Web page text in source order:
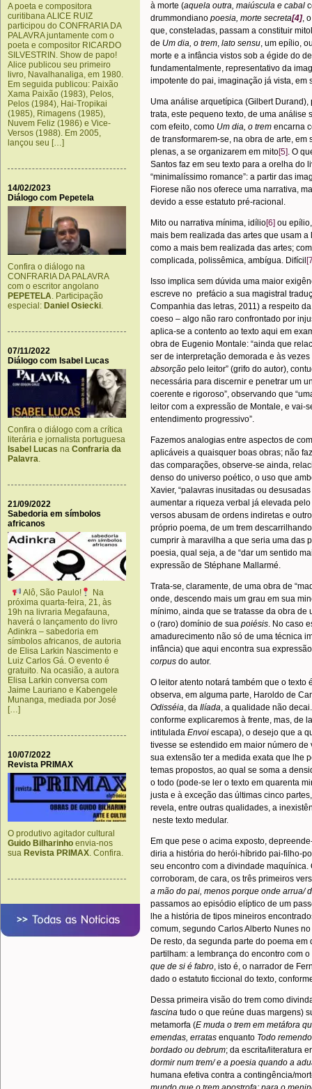
A poeta e compositora
curitibana ALICE RUIZ
participou do CONFRARIA DA
PALAVRA juntamente com o
poeta e compositor RICARDO
SILVESTRIN. Show de papo!
Alice publicou seu primeiro
livro, Navalhanaliga, em 1980.
Em seguida publicou: Paixão
Xama Paixão (1983), Pelos,
Pelos (1984), Hai-Tropikai
(1985), Rimagens (1985),
Nuvem Feliz (1986) e Vice-
Versos (1988). Em 2005,
lançou seu […]
14/02/2023
Diálogo com Pepetela
Confira o diálogo na
CONFRARIA DA PALAVRA
com o escritor angolano
PEPETELA. Participação
especial: Daniel Osiecki.
07/11/2022
Diálogo com Isabel Lucas
Confira o diálogo com a crítica
literária e jornalista portuguesa
Isabel Lucas na Confraria da
Palavra.
21/09/2022
Sabedoria em símbolos
africanos
Alô, São Paulo!
Na
próxima quarta-feira, 21, às
19h na livraria Megafauna,
haverá o lançamento do livro
Adinkra – sabedoria em
símbolos africanos, de autoria
de Elisa Larkin Nascimento e
Luiz Carlos Gá. O evento é
gratuito. Na ocasião, a autora
Elisa Larkin conversa com
Jaime Lauriano e Kabengele
Munanga, mediada por José
[…]
10/07/2022
Revista PRIMAX
O produtivo agitador cultural
Guido Bilharinho envia-nos
sua Revista PRIMAX. Confira.
à morte (aquela outra, maiúscula e cabal
drummondiano poesia, morte secreta[4],
que, consteladas, passam a constituir
de Um dia, o trem, lato sensu, um epílio,
morte e a infância vistos sob a égide do
fundamentalmente, representativo da
impotente do pai, imaginação já vista,
Uma análise arquetípica (Gilbert
trata, este pequeno texto, de uma análise
com efeito, como Um dia, o trem encarna
de transformarem-se, na obra de arte,
plenas, a se organizarem em mito[5]. O
Santos faz em seu texto para a orelha do
“minimalíssimo romance”: a partir das
Fiorese não nos oferece uma narrativa,
devido a esse estatuto pré-racional.
Mito ou narrativa mínima, idílio[6] ou
mais bem realizada das artes que usam
como a mais bem realizada das artes;
complicada, polissêmica, ambígua. Difícil
Isso implica sem dúvida uma maior
escreve no prefácio a sua magistral
Companhia das letras, 2011) a respeito
coeso – algo não raro confrontado por
aplica-se a contento ao texto aqui em
obra de Eugenio Montale: “ainda que
ser de interpretação demorada e às
absorção pelo leitor” (grifo do autor),
necessária para discernir e penetrar um
coerente e rigoroso”, observando que
leitor com a expressão de Montale, e
entendimento progressivo”.
Fazemos analogias entre aspectos de
aplicáveis a quaisquer boas obras; não
das comparações, observe-se ainda,
denso do universo poético, o uso que
Xavier, “palavras inusitadas ou
aumentar a riqueza verbal já elevada
versos abusam de ordens indiretas e
próprio poema, de um trem
cumprir à maravilha a que seria uma das
poesia, qual seja, a de “dar um sentido
expressão de Stéphane Mallarmé.
Trata-se, claramente, de uma obra de
onde, descendo mais um grau em sua
mínimo, ainda que se tratasse da obra
o (raro) domínio de sua poiésis. No caso
amadurecimento não só de uma técnica
infância) que aqui encontra sua
corpus do autor.
O leitor atento notará também que o
observa, em alguma parte, Haroldo de
Odisséia, da Ilíada, a qualidade não
conforme explicaremos à frente, mas, de
intitulada Envoi escapa), o desejo que a
tivesse se estendido em maior número
sua extensão ter a medida exata que lhe
temas propostos, ao qual se soma a
o todo (pode-se ler o texto em quarenta
justa e à exceção das últimas cinco
revela, entre outras qualidades, a
neste texto medular.
Em que pese o acima exposto,
diria a história do herói-híbrido pai-filho-
seu encontro com a divindade
corroboram, de cara, os três primeiros
a mão do pai, menos porque onde arrua/
passamos ao episódio elíptico de um
lhe a história de tipos mineiros
comum, segundo Carlos Alberto Nunes
De resto, da segunda parte do poema
partilham: a lembrança do encontro com
que de si é fabro, isto é, o narrador de
dado o estatuto ficcional do texto,
Dessa primeira visão do trem como
fascina tudo o que reúne duas margens)
metamorfa (E muda o trem em metáfora
emendas, erratas enquanto Todo
bordado ou debrum; da escrita/literatura
dormir num trem/ e a poesia quando a
humana efetiva contra a contingência/